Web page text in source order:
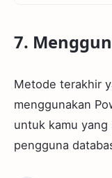
7.
Metode terakhir
menggunakan
untuk kamu
pengguna